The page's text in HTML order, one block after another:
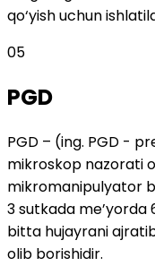
qo‘yish uchun
05
PGD
PGD – (ing. PGD -
mikroskop nazorati
mikromanipulyator
3 sutkada
bitta hujayrani
olib borishidir.